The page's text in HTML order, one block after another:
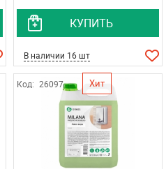
КУПИТЬ
В наличии 16 шт
Код: 26097 Хит